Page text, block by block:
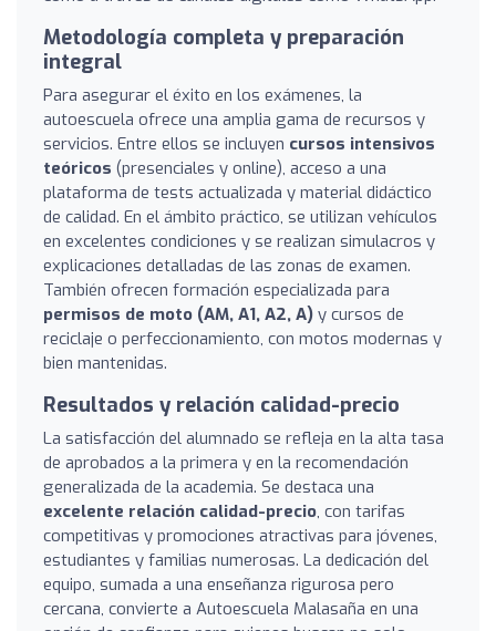
Metodología completa y preparación
integral
Para asegurar el éxito en los exámenes, la
autoescuela ofrece una amplia gama de recursos y
servicios. Entre ellos se incluyen cursos intensivos
teóricos (presenciales y online), acceso a una
plataforma de tests actualizada y material didáctico
de calidad. En el ámbito práctico, se utilizan vehículos
en excelentes condiciones y se realizan simulacros y
explicaciones detalladas de las zonas de examen.
También ofrecen formación especializada para
permisos de moto (AM, A1, A2, A) y cursos de
reciclaje o perfeccionamiento, con motos modernas y
bien mantenidas.
Resultados y relación calidad-precio
La satisfacción del alumnado se refleja en la alta tasa
de aprobados a la primera y en la recomendación
generalizada de la academia. Se destaca una
excelente relación calidad-precio, con tarifas
competitivas y promociones atractivas para jóvenes,
estudiantes y familias numerosas. La dedicación del
equipo, sumada a una enseñanza rigurosa pero
cercana, convierte a Autoescuela Malasaña en una